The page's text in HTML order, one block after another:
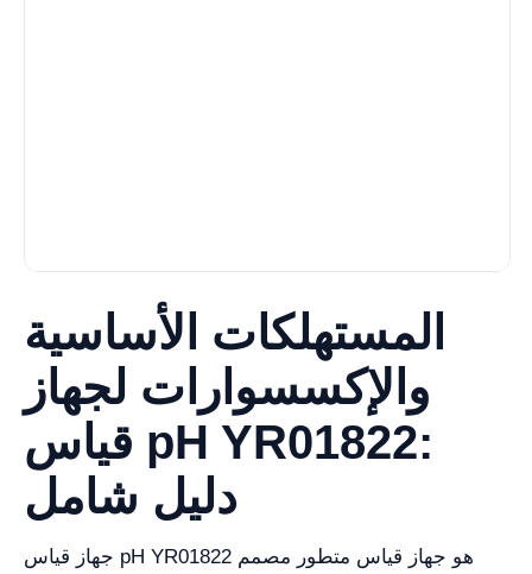
المستهلكات الأساسية
والإكسسوارات لجهاز
قياس pH YR01822:
دليل شامل
جهاز قياس pH YR01822 هو جهاز قياس متطور مصمم